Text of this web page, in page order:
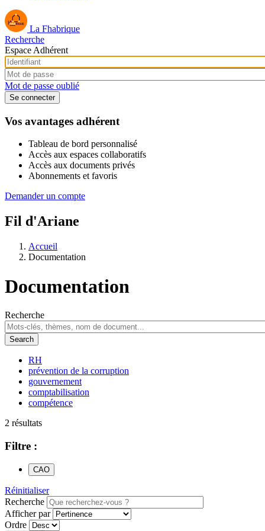
La Fhabrique
Recherche
Espace Adhérent
Mot de passe oublié
Vos avantages adhérent
Tableau de bord personnalisé
Accès aux espaces collaboratifs
Accès aux documents privés
Abonnements et favoris
Demander un compte
Fil d'Ariane
Accueil
Documentation
Documentation
Recherche
RH
prévention de la corruption
gouvernement
comptabilisation
compétence
2 résultats
Filtre :
CAO
Réinitialiser
Recherche
Afficher par
Ordre